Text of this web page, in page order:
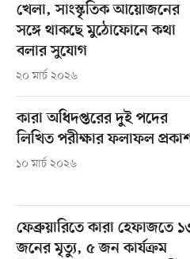
খেলা, সাংস্কৃতিক আয়োজনের
সঙ্গে থাকছে মুঠোফোনে কথা
বলার সুযোগ
২০ মার্চ ২০২৬
কারা অধিদপ্তরের দুই পদের
লিখিত পরীক্ষার ফলাফল
১০ মার্চ ২০২৬
ফেব্রুয়ারিতে কারা হেফাজতে
জনের মৃত্যু, ৫ জন কার্যক্রম